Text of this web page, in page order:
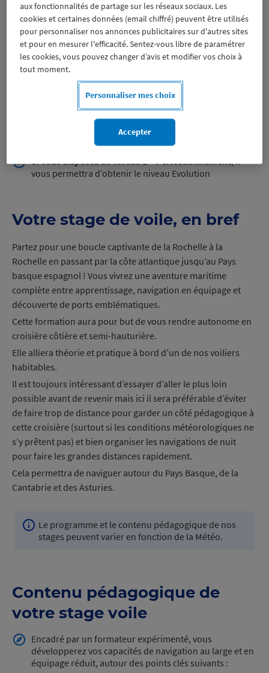
Tarifs affichés en TTC. Hors frais annexes : Licence passeport voile
14,50€+5€de frais de gestion de licence, l’adhésion MCV 35€et
l’assurance annulation (facultative)10€.
Éligibilité de la formation
Ce stage mixte s’adresse à deux niveaux différents.
Si vous disposez du niveau 1 – Premiers Bords
permettra d’obtenir le niveau Perfectionnement
Si vous disposez du niveau 2 – Perfectionnement,il
vous permettra d’obtenir le niveau Evolution
Votre stage de voile, en bref
Partez pour une boucle captivante de la Rochelle à la
Rochelle en passant par la côte atlantique jusqu’au Pays
basque espagnol ! Vous vivrez une aventure maritime
complète entre apprentissage, navigation en équipage et
découverte de ports emblématiques.
Cette formation aura pour but de vous rendre autonome en
croisière côtière et semi-hauturière.
Elle alliera théorie et pratique à bord d’un de nos voiliers
habitables.
Il est toujours intéressant d’essayer d’aller le plus loin
possible avant de revenir mais ici il sera préférable d’éviter
de faire trop de distance pour garder un côté pédagogique à
cette croisière (surtout si les conditions météorologiques ne
s’y prêtent pas) et bien organiser les navigations de nuit
pour faire les grandes distances rapidement.
Cela permettra de naviguer autour du Pays Basque, de la
Cantabrie et des Asturies.
pédagogique
de
nos
stages
peuvent
varier
Le programme et le contenu pédagogique de nos
stages peuvent varier en fonction de la Météo.
Contenu pédagogique de
votre stage voile
Encadré par un formateur expérimenté, vous
développerez vos capacités de navigation au large et en
équipage réduit, autour des points clés suivants :
aux fonctionnalités de partage sur les réseaux sociaux. Les
cookies et certaines données (email chiffré) peuvent être utilisés
pour personnaliser nos annonces publicitaires sur d'autres sites
et pour en mesurer l'efficacité. Sentez-vous libre de paramétrer
les cookies, vous pouvez changer d’avis et modifier vos choix à
tout moment.
Personnaliser mes choix
Accepter